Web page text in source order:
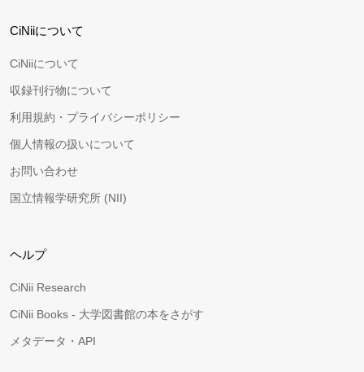
CiNiiについて
CiNiiについて
収録刊行物について
利用規約・プライバシーポリシー
個人情報の扱いについて
お問い合わせ
国立情報学研究所 (NII)
ヘルプ
CiNii Research
CiNii Books - 大学図書館の本をさがす
メタデータ・API